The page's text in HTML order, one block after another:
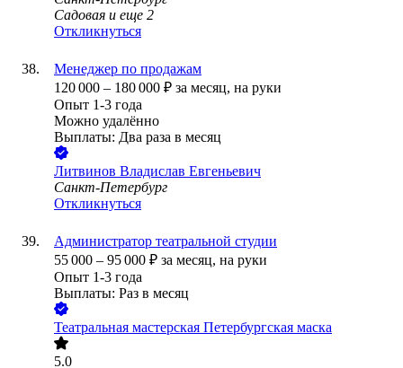
Садовая и еще 2
Откликнуться
Менеджер по продажам
120 000 – 180 000 ₽ за месяц, на руки
Опыт 1-3 года
Можно удалённо
Выплаты: Два раза в месяц
Литвинов Владислав Евгеньевич
Санкт-Петербург
Откликнуться
Администратор театральной студии
55 000 – 95 000 ₽ за месяц, на руки
Опыт 1-3 года
Выплаты: Раз в месяц
Театральная мастерская Петербургская маска
5.0